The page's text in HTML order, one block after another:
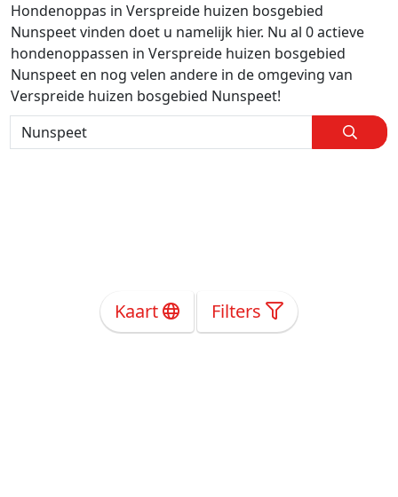
Hondenoppas in Verspreide huizen bosgebied
Nunspeet vinden doet u namelijk hier. Nu al 0 actieve
hondenoppassen in Verspreide huizen bosgebied
Nunspeet en nog velen andere in de omgeving van
Verspreide huizen bosgebied Nunspeet!
Kaart Filters